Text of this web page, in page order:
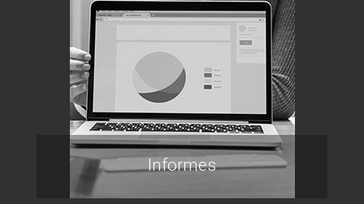
Informes